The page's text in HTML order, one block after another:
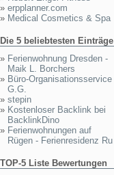
» erpplanner.com
» Medical Cosmetics & Spa
Die 5 beliebtesten Einträge
» Ferienwohnung Dresden -
Maik L. Borchers
» Büro-Organisationsservice
G.G.
» stepin
» Kostenloser Backlink bei
BacklinkDino
» Ferienwohnungen auf
Rügen - Ferienresidenz Ru
TOP-5 Liste Bewertungen